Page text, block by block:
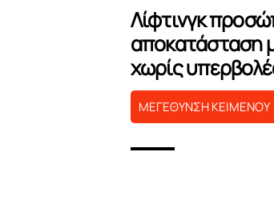
Λίφτινγκ
αποκατάσταση
χωρίς
ΜΕΓΕΘΥΝΣΗ ΚΕΙΜΕΝΟΥ